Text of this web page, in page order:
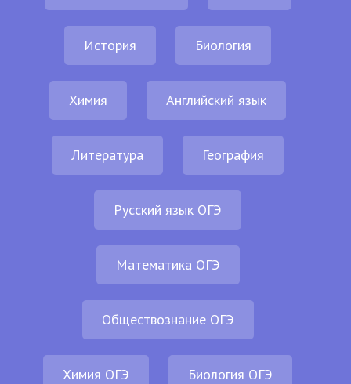
История Биология
Химия Английский язык
Литература География
Русский язык ОГЭ
Математика ОГЭ
Обществознание ОГЭ
Химия ОГЭ Биология ОГЭ